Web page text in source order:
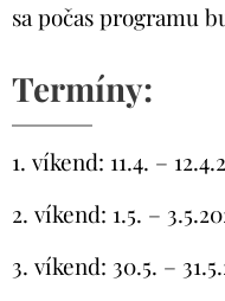
sa počas programu
Termíny:
1. víkend: 11.4. –
2. víkend: 1.5. –
3. víkend: 30.5. –